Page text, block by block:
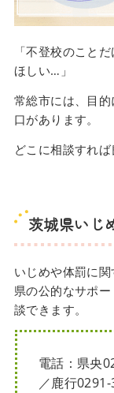
「不登校のこと
ほしい…」
常総市には、目
口があります。
どこに相談すれ
茨城県いじ
いじめや体罰に
県の公的なサポ
談できます。
電話：県央
／鹿行